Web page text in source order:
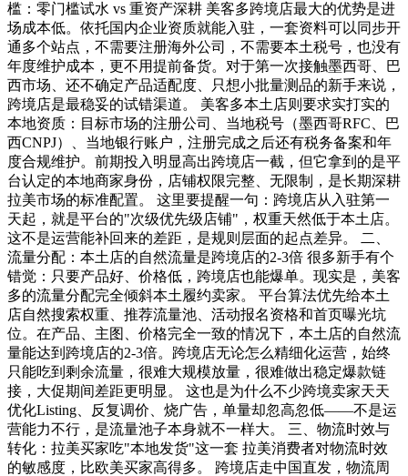
槛：零门槛试水 vs 重资产深耕 美客多跨境店最大的优势是进
场成本低。依托国内企业资质就能入驻，一套资料可以同步开
通多个站点，不需要注册海外公司，不需要本土税号，也没有
年度维护成本，更不用提前备货。对于第一次接触墨西哥、巴
西市场、还不确定产品适配度、只想小批量测品的新手来说，
跨境店是最稳妥的试错渠道。 美客多本土店则要求实打实的
本地资质：目标市场的注册公司、当地税号（墨西哥RFC、巴
西CNPJ）、当地银行账户，注册完成之后还有税务备案和年
度合规维护。前期投入明显高出跨境店一截，但它拿到的是平
台认定的本地商家身份，店铺权限完整、无限制，是长期深耕
拉美市场的标准配置。 这里要提醒一句：跨境店从入驻第一
天起，就是平台的"次级优先级店铺"，权重天然低于本土店。
这不是运营能补回来的差距，是规则层面的起点差异。 二、
流量分配：本土店的自然流量是跨境店的2-3倍 很多新手有个
错觉：只要产品好、价格低，跨境店也能爆单。现实是，美客
多的流量分配完全倾斜本土履约卖家。 平台算法优先给本土
店自然搜索权重、推荐流量池、活动报名资格和首页曝光坑
位。在产品、主图、价格完全一致的情况下，本土店的自然流
量能达到跨境店的2-3倍。跨境店无论怎么精细化运营，始终
只能吃到剩余流量，很难大规模放量，很难做出稳定爆款链
接，大促期间差距更明显。 这也是为什么不少跨境卖家天天
优化Listing、反复调价、烧广告，单量却忽高忽低——不是运
营能力不行，是流量池子本身就不一样大。 三、物流时效与
转化：拉美买家吃"本地发货"这一套 拉美消费者对物流时效
的敏感度，比欧美买家高得多。 跨境店走中国直发，物流周